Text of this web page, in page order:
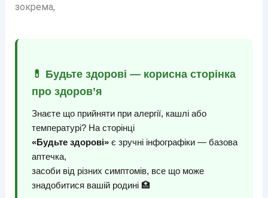
зокрема,
💊 Будьте здорові — корисна сторінка
про здоров’я
Знаєте що прийняти при алергії, кашлі або
температурі? На сторінці
«Будьте здорові»є зручні інфографіки — базова
аптечка,
засоби від різних симптомів, все що може
знадобитися вашій родині 🏥